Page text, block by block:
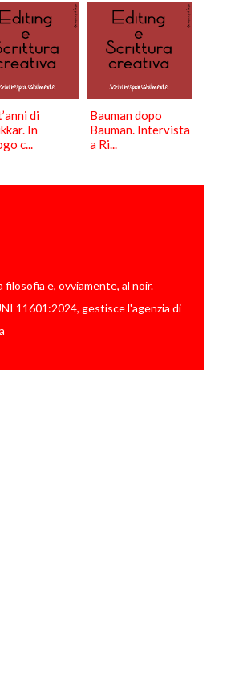
di
In
c...
Bauman dopo
Bauman. Intervista
a Ri...
filosofia e, ovviamente, al noir.
11601:2024, gestisce l'agenzia di